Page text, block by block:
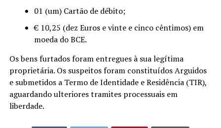
01 (um) Cartão de débito;
€ 10,25 (dez Euros e vinte e cinco cêntimos) em
moeda do BCE.
Os bens furtados foram entregues à sua legítima
proprietária. Os suspeitos foram constituídos Arguidos
e submetidos a Termo de Identidade e Residência (TIR),
aguardando ulteriores tramites processuais em
liberdade.